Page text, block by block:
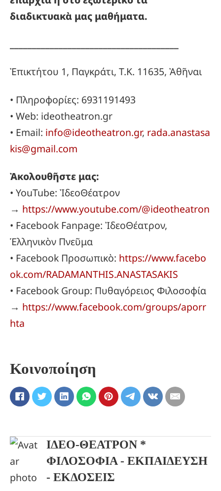
διαδικτυακὰ μας μαθήματα.
Ἐπικτήτου 1, Παγκράτι, Τ.Κ. 11635, Ἀθῆναι
• Πληροφορίες: 6931191493
• Web: ideotheatron.gr
• Email: info@ideotheatron.gr, rada.anastasa
kis@gmail.com
Ἀκολουθῆστε μας:
• YouTube: ἸδεοΘέατρον
→ https://www.youtube.com/@ideotheatron
• Facebook Fanpage: ἸδεοΘέατρον,
Ἑλληνικὸν Πνεῦμα
• Facebook Προσωπικὸ: https://www.facebo
ok.com/RADAMANTHIS.ANASTASAKIS
• Facebook Group: Πυθαγόρειος Φιλοσοφία
→ https://www.facebook.com/groups/aporr
hta
Κοινοποίηση
ΙΔΕΟ-ΘΕΑΤΡΟΝ *
ΦΙΛΟΣΟΦΙΑ - ΕΚΠΑΙΔΕΥΣΗ
- ΕΚΔΟΣΕΙΣ